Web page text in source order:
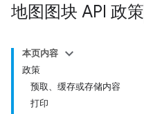
地图图块 API 政策
本页内容
政策
预取、缓存或存储内容
打印